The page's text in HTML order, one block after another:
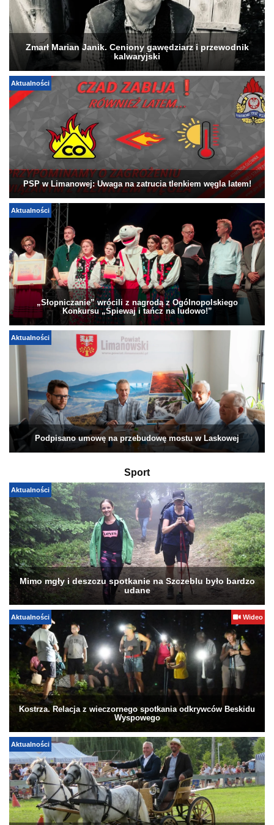
Zmarł Marian Janik. Ceniony gawędziarz i przewodnik
kalwaryjski
Aktualności
PSP w Limanowej: Uwaga na zatrucia tlenkiem węgla latem!
Aktualności
„Słopniczanie” wrócili z nagrodą z Ogólnopolskiego
Konkursu „Śpiewaj i tańcz na ludowo!”
Aktualności
Podpisano umowę na przebudowę mostu w Laskowej
Sport
Aktualności
Mimo mgły i deszczu spotkanie na Szczeblu było bardzo
udane
Aktualności Wideo
Kostrza. Relacja z wieczornego spotkania odkrywców Beskidu
Wyspowego
Aktualności